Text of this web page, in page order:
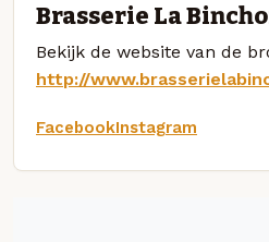
Brasserie La
Bekijk de website van de
http://
FacebookInstagram